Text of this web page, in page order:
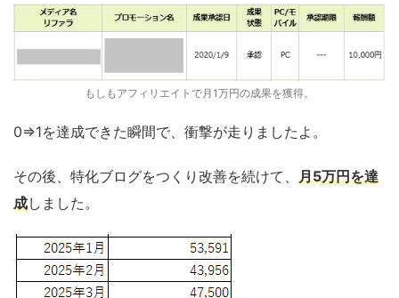
もしもアフィリエイトで月1万円の成果を獲得。
0⇒1を達成できた瞬間で、衝撃が走りましたよ。
その後、特化ブログをつくり改善を続けて、 月5万円を達
成しました。